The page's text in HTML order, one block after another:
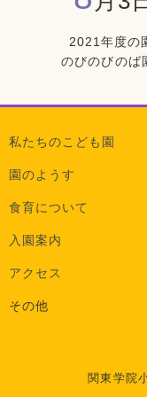
2021年度の
のびのびのば
私たちのこども園
園のようす
食育について
入園案内
アクセス
その他
関東学院